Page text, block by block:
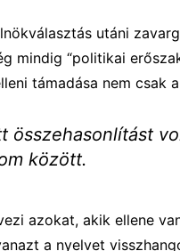
utáni
mindig “politikai
támadása nem csak
összehasonlítást
között.
azokat, akik ellene
a nyelvet